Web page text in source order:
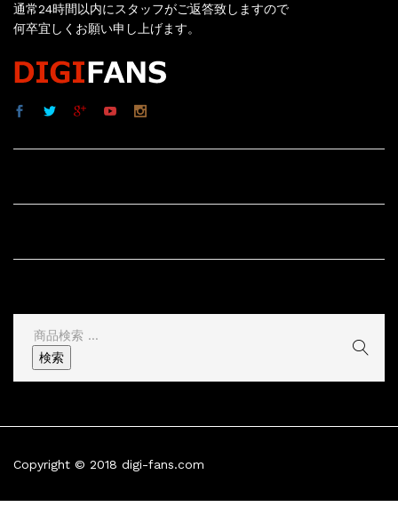
通常24時間以内にスタッフがご返答致しますので
何卒宜しくお願い申し上げます。
検
索
結
検索
Copyright © 2018 digi-fans.com